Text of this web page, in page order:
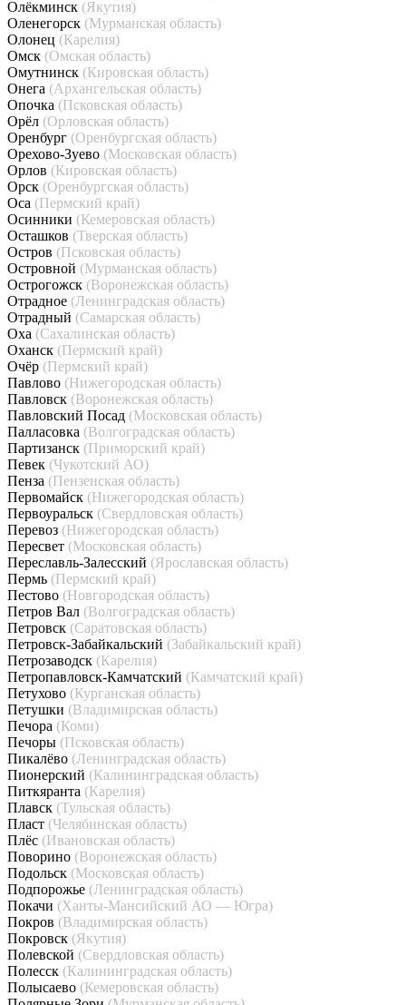
Олёкминск (Якутия)
Оленегорск (Мурманская область)
Олонец (Карелия)
Омск (Омская область)
Омутнинск (Кировская область)
Онега (Архангельская область)
Опочка (Псковская область)
Орёл (Орловская область)
Оренбург (Оренбургская область)
Орехово-Зуево (Московская область)
Орлов (Кировская область)
Орск (Оренбургская область)
Оса (Пермский край)
Осинники (Кемеровская область)
Осташков (Тверская область)
Остров (Псковская область)
Островной (Мурманская область)
Острогожск (Воронежская область)
Отрадное (Ленинградская область)
Отрадный (Самарская область)
Оха (Сахалинская область)
Оханск (Пермский край)
Очёр (Пермский край)
Павлово (Нижегородская область)
Павловск (Воронежская область)
Павловский Посад (Московская область)
Палласовка (Волгоградская область)
Партизанск (Приморский край)
Певек (Чукотский АО)
Пенза (Пензенская область)
Первомайск (Нижегородская область)
Первоуральск (Свердловская область)
Перевоз (Нижегородская область)
Пересвет (Московская область)
Переславль-Залесский (Ярославская область)
Пермь (Пермский край)
Пестово (Новгородская область)
Петров Вал (Волгоградская область)
Петровск (Саратовская область)
Петровск-Забайкальский (Забайкальский край)
Петрозаводск (Карелия)
Петропавловск-Камчатский (Камчатский край)
Петухово (Курганская область)
Петушки (Владимирская область)
Печора (Коми)
Печоры (Псковская область)
Пикалёво (Ленинградская область)
Пионерский (Калининградская область)
Питкяранта (Карелия)
Плавск (Тульская область)
Пласт (Челябинская область)
Плёс (Ивановская область)
Поворино (Воронежская область)
Подольск (Московская область)
Подпорожье (Ленинградская область)
Покачи (Ханты-Мансийский АО — Югра)
Покров (Владимирская область)
Покровск (Якутия)
Полевской (Свердловская область)
Полесск (Калининградская область)
Полысаево (Кемеровская область)